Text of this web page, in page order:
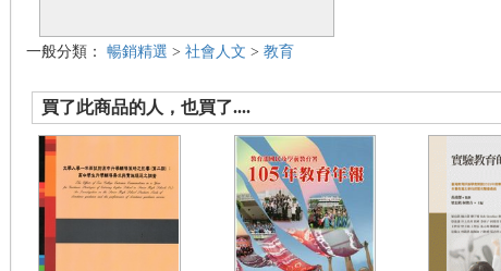
一般分類： 暢銷精選 > 社會人文 > 教育
買了此商品的人，也買了....